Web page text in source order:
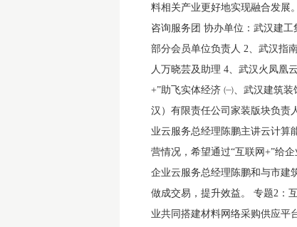
料相关产业更好地实现融合发展
咨询服务团 协办单位：武汉建
部分会员单位负责人 2、武汉指
人万晓芸及助理 4、武汉火凤凰
+”助飞实体经济 ㈠、武汉建筑
汉）有限责任公司家装版块负责
业云服务总经理陈鹏主讲云计算
营情况，希望通过“互联网+”给
企业云服务总经理陈鹏和与市建
做成交易，提升效益。 专题2：
业共同搭建材料网络采购供应平